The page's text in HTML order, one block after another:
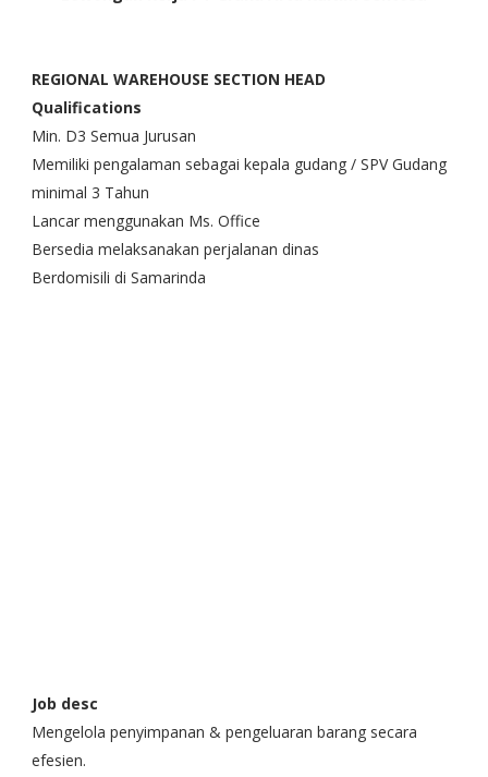
REGIONAL WAREHOUSE SECTION HEAD
Qualifications
Min. D3 Semua Jurusan
Memiliki pengalaman sebagai kepala gudang / SPV Gudang
minimal 3 Tahun
Lancar menggunakan Ms. Office
Bersedia melaksanakan perjalanan dinas
Berdomisili di Samarinda
Job desc
Mengelola penyimpanan & pengeluaran barang secara
efesien.